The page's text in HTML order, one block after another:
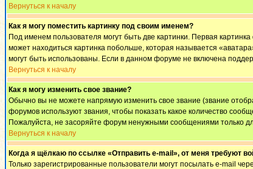
Вернуться к началу
Как я могу поместить картинку под своим именем?
Под именем пользователя могут быть две картинки. Первая
может находиться картинка побольше, которая называется
могут быть использованы. Если в данном форуме не включена
Вернуться к началу
Как я могу изменить свое звание?
Обычно вы не можете напрямую изменить свое звание (звание
форумов используют звания, чтобы показать какое количество
Пожалуйста, не засоряйте форум ненужными сообщениями только
Вернуться к началу
Когда я щёлкаю по ссылке «Отправить e-mail», от меня требуют
Только зарегистрированные пользователи могут посылать e-mail